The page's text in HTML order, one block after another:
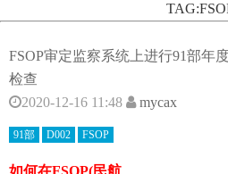
FSOP审定监察系统上进行91部年
检查
2020-12-16 11:48
mycax
91部 D002 FSOP
如何在FSOP(民航